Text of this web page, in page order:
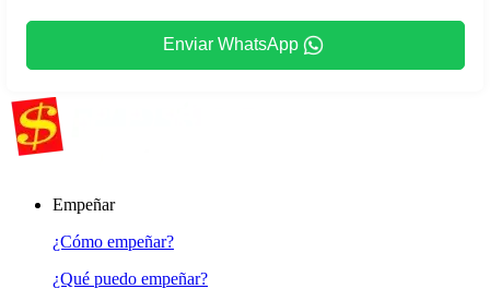
Enviar WhatsApp
Empeñar
¿Cómo empeñar?
¿Qué puedo empeñar?